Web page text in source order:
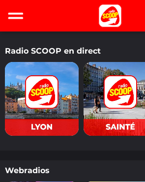
Radio SCOOP en direct
Webradios